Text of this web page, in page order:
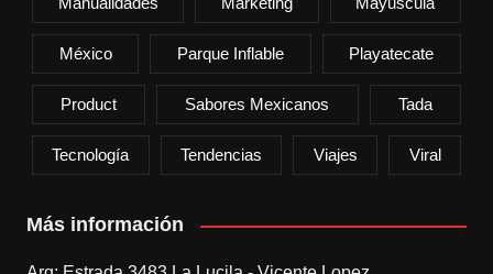
México Parque Inflable Playatecate
Product Sabores Mexicanos Tada
Tecnología Tendencias Viajes Viral
Más información